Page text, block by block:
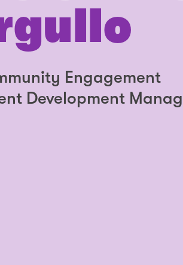
Engagement
Development